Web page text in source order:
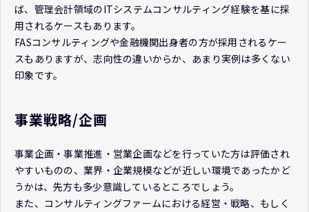
ば、管理会計領域のITシステムコンサルティング経験を基に採
用されるケースもあります。
FASコンサルティングや金融機関出身者の方が採用されるケー
スもありますが、志向性の違いからか、あまり実例は多くない
印象です。
事業戦略/企画
事業企画・事業推進・営業企画などを行っていた方は評価され
やすいものの、業界・企業規模などが近しい環境であったかど
うかは、先方も多少意識しているところでしょう。
また、コンサルティングファームにおける経営・戦略、もしく